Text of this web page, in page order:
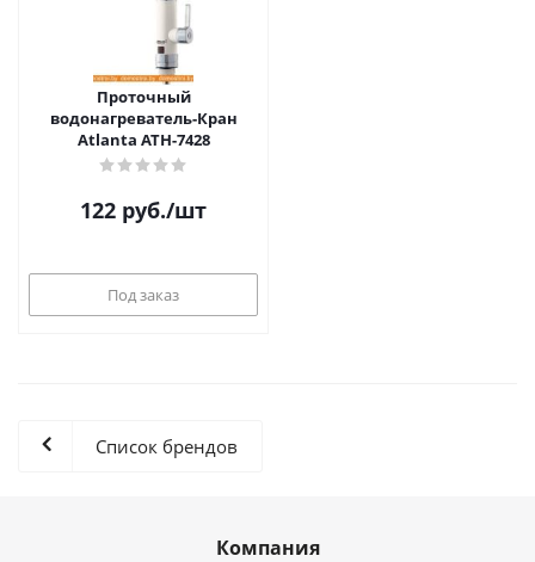
Проточный
водонагреватель-Кран
Atlanta ATH-7428
122 руб./шт
Под заказ
Список брендов
Компания